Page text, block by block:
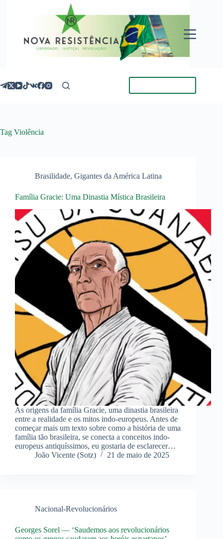
Tag Violência
Brasilidade, Gigantes da América Latina
Família Gracie: Uma Dinastia Mística Brasileira
As origens da família Gracie, uma dinastia brasileira
entre a realidade e os mitos indo-europeus. Antes de
começar mais um texto sobre como a história de uma
família tão brasileira, se conecta a conceitos indo-
europeus antiquíssimos, eu gostaria de esclarecer…
João Vicente (Sotz)
21 de maio de 2025
Nacional-Revolucionários
Georges Sorel — ‘Saudemos aos revolucionários